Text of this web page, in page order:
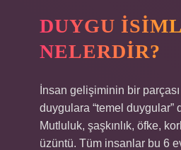
DUYGU
NELERDIR?
İnsan gelişiminin bir
duygulara “temel duygular”
Mutluluk, şaşkınlık, öfke,
üzüntü. Tüm insanlar bu 6